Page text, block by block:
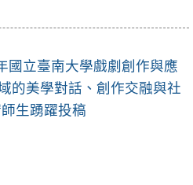
國立臺南大學戲劇創作與應
的美學對話、創作交融與社
生踴躍投稿